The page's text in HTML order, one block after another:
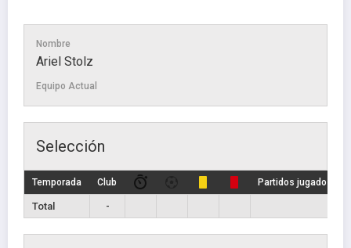
Nombre
Ariel Stolz
Equipo Actual
Selección
Temporada Club Partidos jugados
Total -